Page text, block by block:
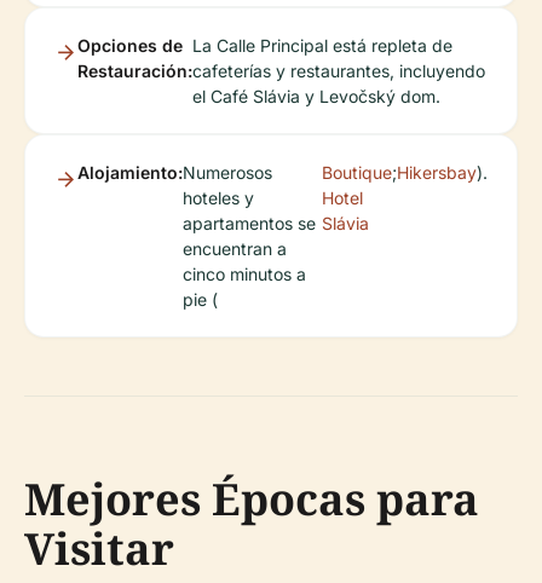
Opciones de
Restauración:
La Calle Principal está repleta de
cafeterías y restaurantes, incluyendo
el Café Slávia y Levočský dom.
Alojamiento:Numerosos
hoteles y
apartamentos se
encuentran a
cinco minutos a
pie (
Boutique
Hotel
Slávia
;Hikersbay).
Mejores Épocas para
Visitar